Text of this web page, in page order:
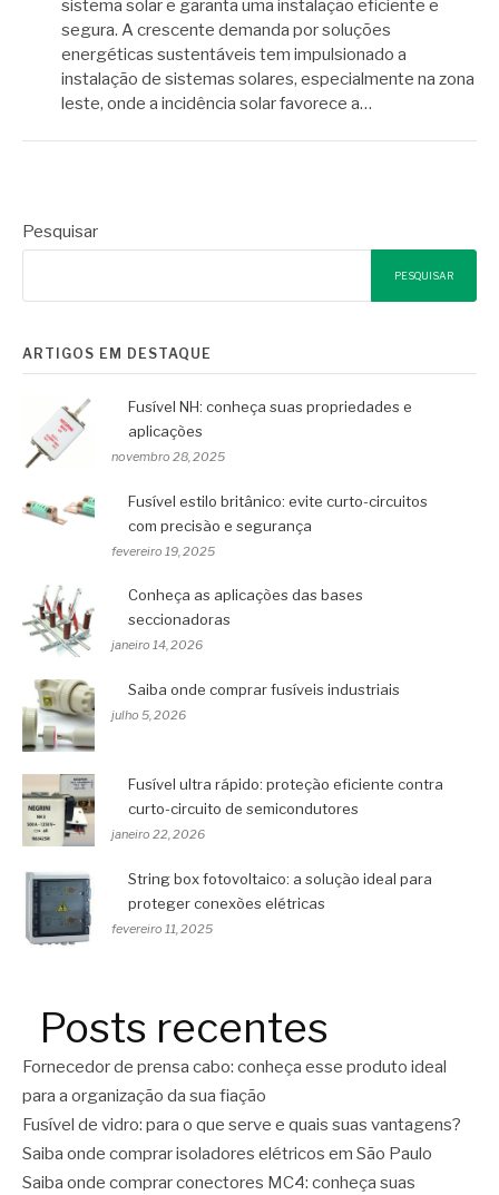
sistema solar e garanta uma instalação eficiente e
segura. A crescente demanda por soluções
energéticas sustentáveis tem impulsionado a
instalação de sistemas solares, especialmente na zona
leste, onde a incidência solar favorece a…
Pesquisar
PESQUISAR
ARTIGOS EM DESTAQUE
Fusível NH: conheça suas propriedades e
aplicações
novembro 28, 2025
Fusível estilo britânico: evite curto-circuitos
com precisão e segurança
fevereiro 19, 2025
Conheça as aplicações das bases
seccionadoras
janeiro 14, 2026
Saiba onde comprar fusíveis industriais
julho 5, 2026
Fusível ultra rápido: proteção eficiente contra
curto-circuito de semicondutores
janeiro 22, 2026
String box fotovoltaico: a solução ideal para
proteger conexões elétricas
fevereiro 11, 2025
Posts recentes
Fornecedor de prensa cabo: conheça esse produto ideal
para a organização da sua fiação
Fusível de vidro: para o que serve e quais suas vantagens?
Saiba onde comprar isoladores elétricos em São Paulo
Saiba onde comprar conectores MC4: conheça suas